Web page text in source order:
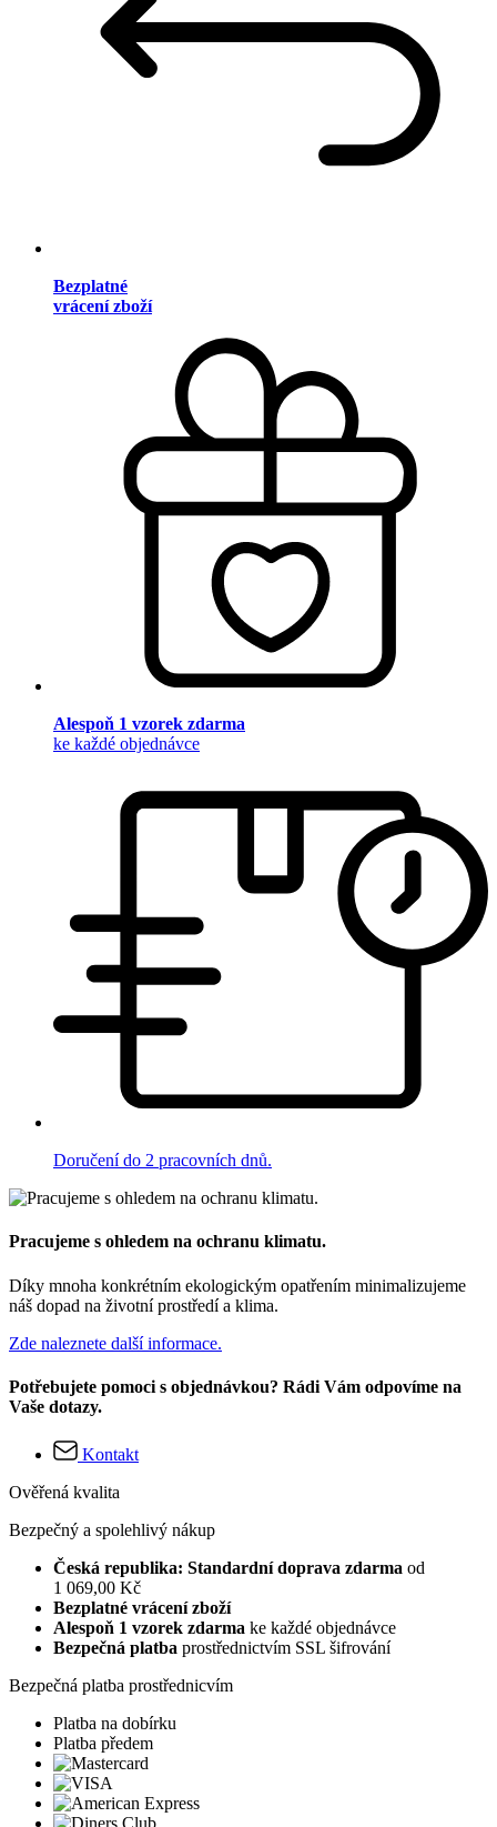
Bezplatné
vrácení zboží
Alespoň 1 vzorek zdarma
ke každé objednávce
Doručení do 2 pracovních dnů.
Pracujeme s ohledem na ochranu klimatu.
Díky mnoha konkrétním ekologickým opatřením minimalizujeme
náš dopad na životní prostředí a klima.
Zde naleznete další informace.
Potřebujete pomoci s objednávkou? Rádi Vám odpovíme na
Vaše dotazy.
Kontakt
Ověřená kvalita
Bezpečný a spolehlivý nákup
Česká republika: Standardní doprava zdarma od
1 069,00 Kč
Bezplatné vrácení zboží
Alespoň 1 vzorek zdarma ke každé objednávce
Bezpečná platba prostřednictvím SSL šifrování
Bezpečná platba prostřednicvím
Platba na dobírku
Platba předem